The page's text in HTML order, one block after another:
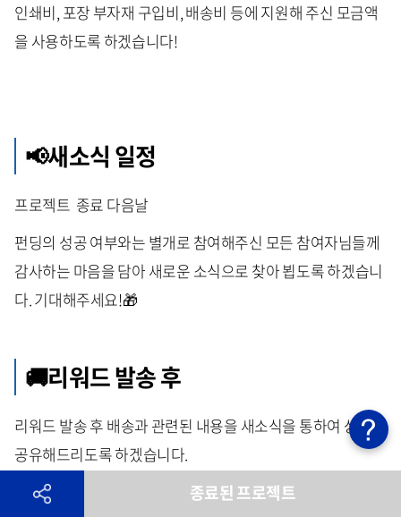
인쇄비, 포장 부자재 구입비, 배송비 등에 지원해 주신 모금액
을 사용하도록 하겠습니다!
📢새소식 일정
프로젝트 종료 다음날
펀딩의 성공 여부와는 별개로 참여해주신 모든 참여자님들께
감사하는 마음을 담아 새로운 소식으로 찾아 뵙도록 하겠습니
다. 기대해주세요!🎁
🚚리워드 발송 후
리워드 발송 후 배송과 관련된 내용을 새소식을 통하여 상세히
공유해드리도록 하겠습니다.
이외, 프로젝트와 관련된 추가적인 사항은 새소식을통해 찾아
종료된 프로젝트